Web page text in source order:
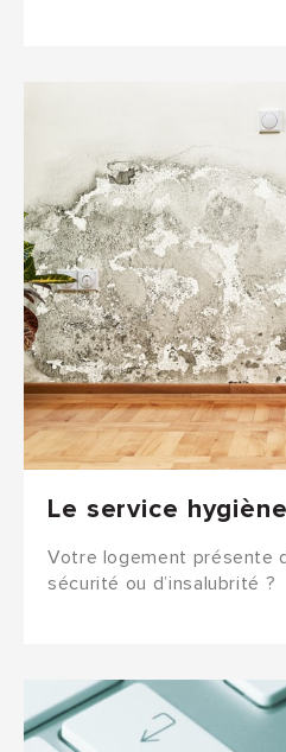
Le service hygiène
Votre logement présente
sécurité ou d’insalubrité ?